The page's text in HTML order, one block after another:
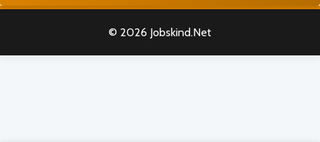
© 2026 Jobskind.Net